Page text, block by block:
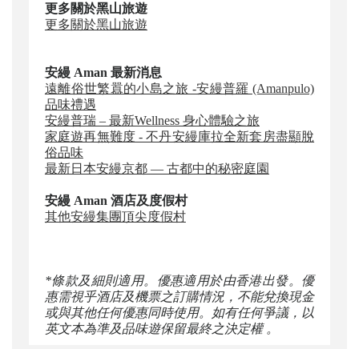
更多關於黑山旅遊
更多關於黑山旅遊
安縵 Aman 最新消息
遠離俗世繁囂的小島之旅 -安縵普羅 (Amanpulo)
品味禮遇
安縵普瑞 – 最新Wellness 身心體驗之旅
家庭遊再無難度 - 不丹安縵庫拉全新套房盡顯脫
俗品味
最新日本安縵京都 — 古都中的秘密庭園
安縵 Aman 酒店及度假村
其他安縵集團頂尖度假村
*條款及細則適用。優惠適用於由香港出發。優
惠需視乎酒店及機票之訂購情況，不能兌換現金
或與其他任何優惠同時使用。如有任何爭議，以
英文本為準及品味遊保留最終之決定權 。